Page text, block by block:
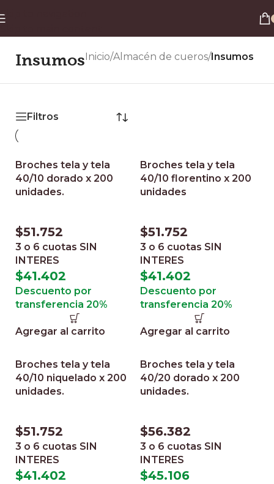
Skip to navigation
Descuento ESPECIAL por transferencia bancaria 20%
InsumosInicio/Almacén de cueros/Insumos
Filtros
Broches tela y tela
40/10 dorado x 200
unidades.
$51.752
3 o 6 cuotas SIN
INTERES
$41.402
Descuento por
transferencia 20%
Agregar al carrito
Broches tela y tela
40/10 florentino x 200
unidades
$51.752
3 o 6 cuotas SIN
INTERES
$41.402
Descuento por
transferencia 20%
Agregar al carrito
Broches tela y tela
40/10 niquelado x 200
unidades.
$51.752
3 o 6 cuotas SIN
INTERES
$41.402
Broches tela y tela
40/20 dorado x 200
unidades.
$56.382
3 o 6 cuotas SIN
INTERES
$45.106